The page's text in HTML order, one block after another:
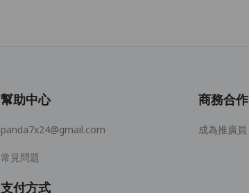
幫助中心
panda7x24@gmail.com
常見問題
商務合作
成為推廣員
支付方式